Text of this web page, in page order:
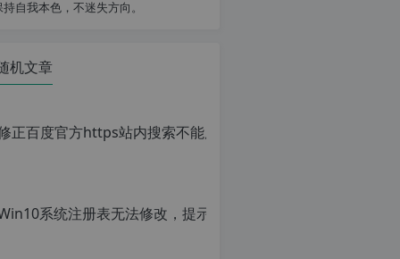
持自我本色，不迷失方向。
机文章